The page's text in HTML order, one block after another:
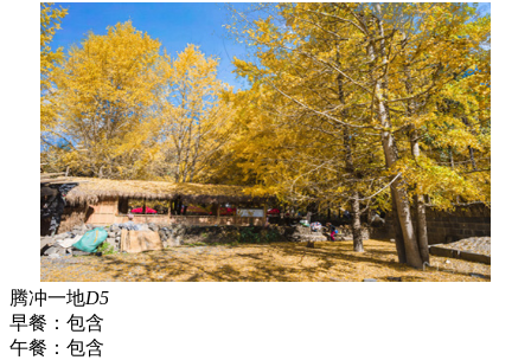
腾冲一地D5
早餐： 包含
午餐： 包含